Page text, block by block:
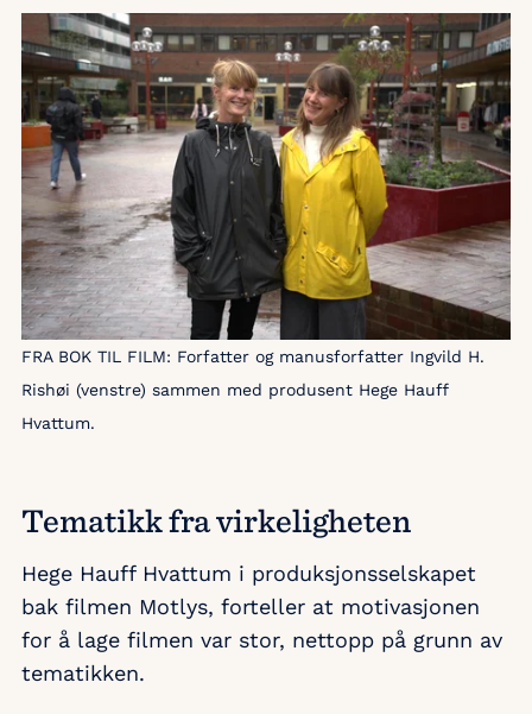
FRA BOK TIL FILM: Forfatter og manusforfatter Ingvild H.
Rishøi (venstre) sammen med produsent Hege Hauff
Hvattum.
Tematikk fra virkeligheten
Hege Hauff Hvattum i produksjonsselskapet
bak filmen Motlys, forteller at motivasjonen
for å lage filmen var stor, nettopp på grunn av
tematikken.